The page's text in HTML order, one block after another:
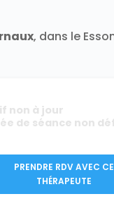
91810
91580
Villejust
, dans le
non à jour
de séance non
PRENDRE RDV AVEC CE
THÉRAPEUTE